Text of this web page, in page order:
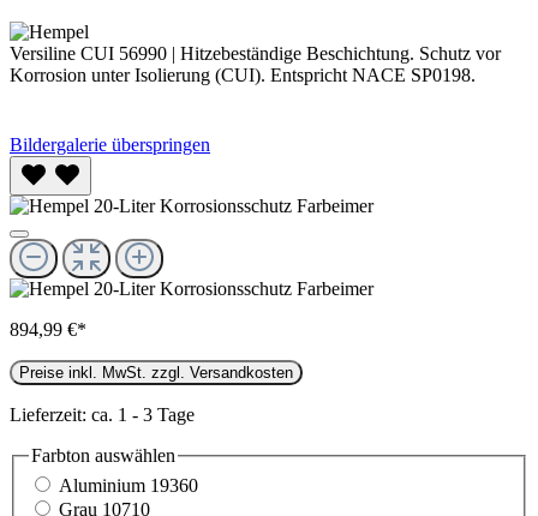
Versiline CUI 56990 | Hitzebeständige Beschichtung. Schutz vor
Korrosion unter Isolierung (CUI). Entspricht NACE SP0198.
Bildergalerie überspringen
894,99 €*
Preise inkl. MwSt. zzgl. Versandkosten
Lieferzeit: ca. 1 - 3 Tage
Farbton auswählen
Aluminium 19360
Grau 10710